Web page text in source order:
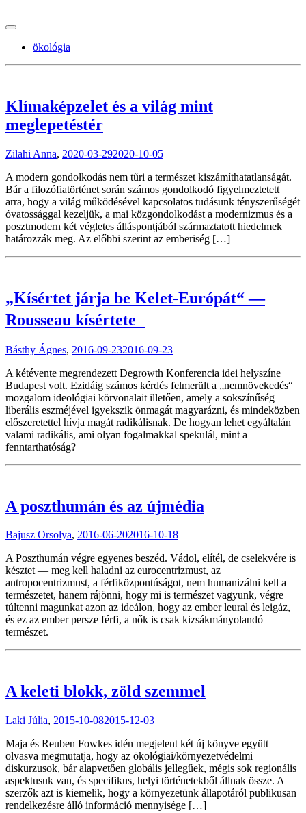
ökológia
Klímaképzelet és a világ mint
meglepetéstér
Zilahi Anna, 2020-03-292020-10-05
A modern gondolkodás nem tűri a természet kiszámíthatatlanságát.
Bár a filozófiatörténet során számos gondolkodó figyelmeztetett
arra, hogy a világ működésével kapcsolatos tudásunk tényszerűségét
óvatossággal kezeljük, a mai közgondolkodást a modernizmus és a
posztmodern két végletes álláspontjából származtatott hiedelmek
határozzák meg. Az előbbi szerint az emberiség […]
„Kísértet járja be Kelet-Európát“ —
Rousseau kísértete
Básthy Ágnes, 2016-09-232016-09-23
A kétévente megrendezett Degrowth Konferencia idei helyszíne
Budapest volt. Ezidáig számos kérdés felmerült a „nemnövekedés“
mozgalom ideológiai körvonalait illetően, amely a sokszínűség
liberális eszméjével igyekszik önmagát magyarázni, és mindeközben
előszeretettel hívja magát radikálisnak. De hogyan lehet egyáltalán
valami radikális, ami olyan fogalmakkal spekulál, mint a
fenntarthatóság?
A poszthumán és az újmédia
Bajusz Orsolya, 2016-06-202016-10-18
A Poszthumán végre egyenes beszéd. Vádol, elítél, de cselekvére is
késztet — meg kell haladni az eurocentrizmust, az
antropocentrizmust, a férfiközpontúságot, nem humanizálni kell a
természetet, hanem rájönni, hogy mi is természet vagyunk, végre
túltenni magunkat azon az ideálon, hogy az ember leural és leigáz,
és ez az ember persze férfi, a nők is csak kizsákmányolandó
természet.
A keleti blokk, zöld szemmel
Laki Júlia, 2015-10-082015-12-03
Maja és Reuben Fowkes idén megjelent két új könyve együtt
olvasva megmutatja, hogy az ökológiai/környezetvédelmi
diskurzusok, bár alapvetően globális jellegűek, mégis sok regionális
aspektusuk van, és specifikus, helyi történetekből állnak össze. A
szerzők azt is kiemelik, hogy a környezetünk állapotáról publikusan
rendelkezésre álló információ mennyisége […]